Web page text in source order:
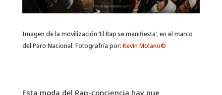
Imagen de la movilización ‘El Rap se manifiesta’, en el marco
del Paro Nacional. Fotografría por: Kevin Molano©
Esta moda del Rap-conciencia hay que